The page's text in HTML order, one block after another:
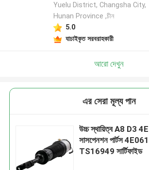
Yuelu District, Changsha City,
Hunan Province ,চীন
5.0
যাচাইকৃত সরবরাহকারী
আরো দেখুন
এর সেরা মূল্য পান
উচ্চ স্থায়িত্ব A8 D3
সাসপেনশন পার্টস
TS16949 সার্টিফাইড